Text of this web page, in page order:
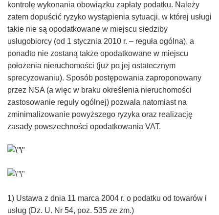
kontrolę wykonania obowiązku zapłaty podatku. Należy
zatem dopuścić ryzyko wystąpienia sytuacji, w której usługi
takie nie są opodatkowane w miejscu siedziby
usługobiorcy (od 1 stycznia 2010 r. – reguła ogólna), a
ponadto nie zostaną także opodatkowane w miejscu
położenia nieruchomości (już po jej ostatecznym
sprecyzowaniu). Sposób postępowania zaproponowany
przez NSA (a więc w braku określenia nieruchomości
zastosowanie reguły ogólnej) pozwala natomiast na
zminimalizowanie powyższego ryzyka oraz realizację
zasady powszechności opodatkowania VAT.
1) Ustawa z dnia 11 marca 2004 r. o podatku od towarów i
usług (Dz. U. Nr 54, poz. 535 ze zm.)